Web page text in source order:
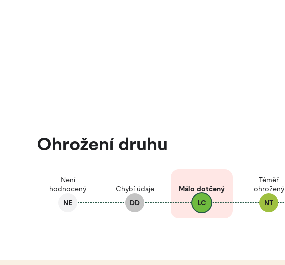
Ohrožení druhu
Není
hodnocený
NE
Chybí údaje
DD
Málo dotčený
LC
Téměř
ohrožený
NT